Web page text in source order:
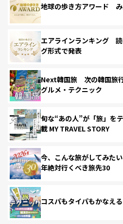
地球の歩き方アワード み
エアラインランキング
グ形式で発表
Next韓国旅 次の韓国旅
グルメ・テクニック
旬な“あの人”が「旅」を
載 MY TRAVEL STORY
今、こんな旅がしてみた
年絶対行くべき旅先30
コスパもタイパもかなえ